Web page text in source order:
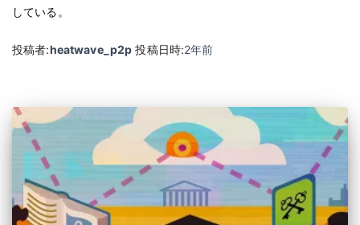
している。
投稿者:heatwave_p2p 投稿日時:2年前